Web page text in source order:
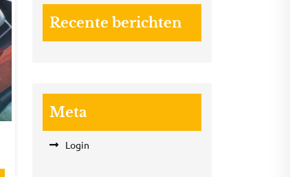
Recente berichten
Meta
Login